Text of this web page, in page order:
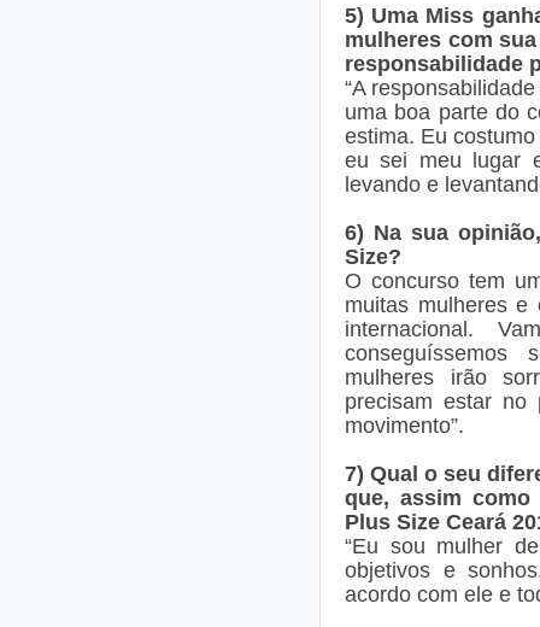
5) Uma Miss
mulheres com
responsabilidade
“A
uma boa parte do
estima. Eu
eu sei meu lugar
levando e
6) Na sua
Size?
O concurso tem
muitas mulheres e
internacional.
conseguíssemos
mulheres irão
precisam estar no
movimento”.
7) Qual o seu
que, assim
Plus Size Ceará
“Eu sou mulher
objetivos e
acordo com ele e